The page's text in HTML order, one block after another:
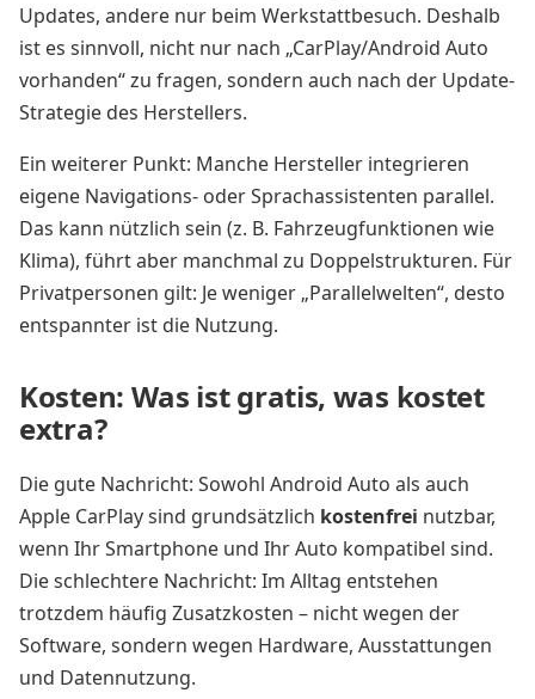
Updates, andere nur beim Werkstattbesuch. Deshalb
ist es sinnvoll, nicht nur nach „CarPlay/Android Auto
vorhanden“ zu fragen, sondern auch nach der Update-
Strategie des Herstellers.
Ein weiterer Punkt: Manche Hersteller integrieren
eigene Navigations- oder Sprachassistenten parallel.
Das kann nützlich sein (z. B. Fahrzeugfunktionen wie
Klima), führt aber manchmal zu Doppelstrukturen. Für
Privatpersonen gilt: Je weniger „Parallelwelten“, desto
entspannter ist die Nutzung.
Kosten: Was ist gratis, was kostet
extra?
Die gute Nachricht: Sowohl Android Auto als auch
Apple CarPlay sind grundsätzlich kostenfrei nutzbar,
wenn Ihr Smartphone und Ihr Auto kompatibel sind.
Die schlechtere Nachricht: Im Alltag entstehen
trotzdem häufig Zusatzkosten – nicht wegen der
Software, sondern wegen Hardware, Ausstattungen
und Datennutzung.